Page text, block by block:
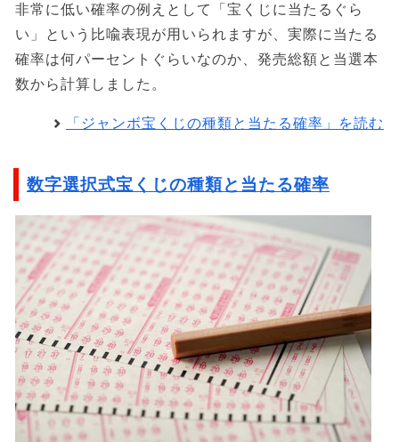
非常に低い確率の例えとして「宝くじに当たるぐら
い」という比喩表現が用いられますが、実際に当たる
確率は何パーセントぐらいなのか、発売総額と当選本
数から計算しました。
「ジャンボ宝くじの種類と当たる確率」を読む
数字選択式宝くじの種類と当たる確率